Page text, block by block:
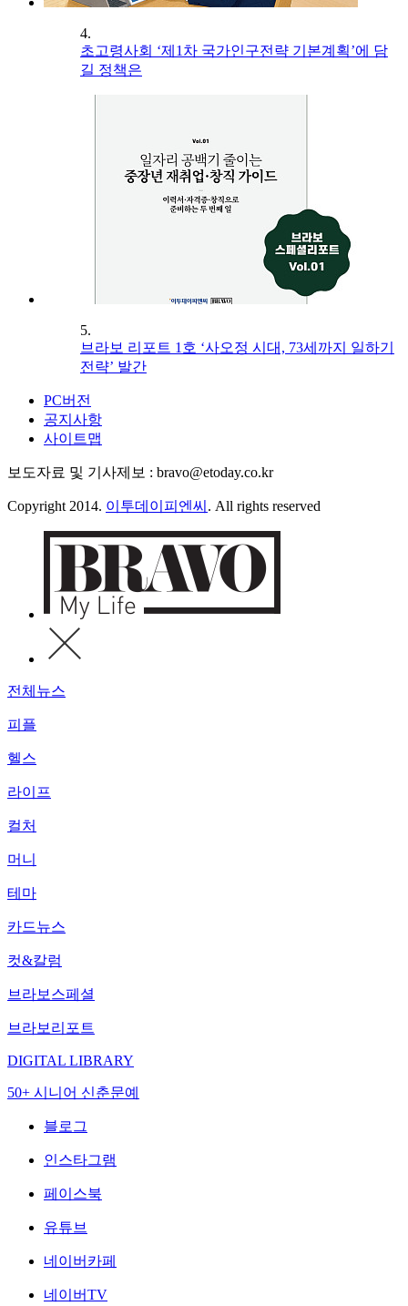
4.
초고령사회 ‘제1차 국가인구전략 기본계획’에 담
길 정책은
5.
브라보 리포트 1호 ‘사오정 시대, 73세까지 일하기
전략’ 발간
PC버전
공지사항
사이트맵
보도자료 및 기사제보 : bravo@etoday.co.kr
Copyright 2014. 이투데이피엔씨 . All rights reserved
전체뉴스
피플
헬스
라이프
컬처
머니
테마
카드뉴스
컷&칼럼
브라보스페셜
브라보리포트
DIGITAL LIBRARY
50+ 시니어 신춘문예
블로그
인스타그램
페이스북
유튜브
네이버카페
네이버TV